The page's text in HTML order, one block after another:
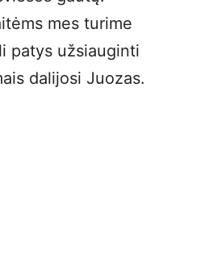
mes turime
patys užsiauginti
dalijosi Juozas.